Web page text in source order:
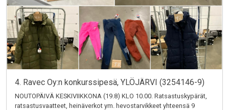
4. Ravec Oy:n konkurssipesä, YLÖJÄRVI (3254146-9)
NOUTOPÄIVÄ KESKIVIIKKONA (19.8) KLO 10.00. Ratsastuskypärät,
ratsastusvaatteet, heinäverkot ym. hevostarvikkeet yhteensä 9